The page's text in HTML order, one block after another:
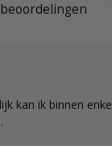
beoordelingen
kan ik binnen